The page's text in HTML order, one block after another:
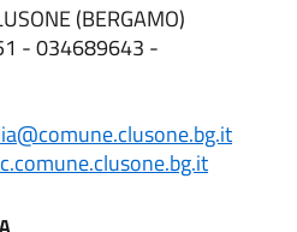
(BERGAMO)
- 034689643 -